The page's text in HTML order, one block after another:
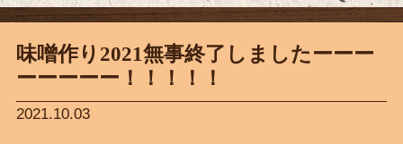
味噌作り2021無事終了しましたーーー
ーーーーー！！！！！
2021.10.03